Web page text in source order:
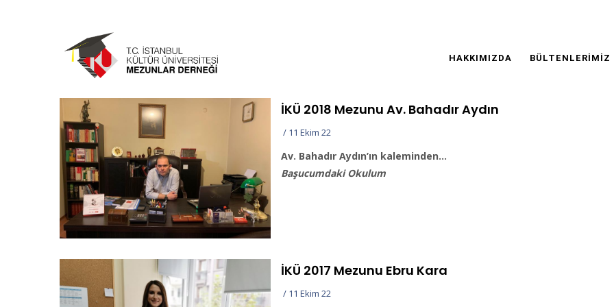
Navigation
HAKKIMIZDA BÜLTENLERIMIZ
İKÜ 2018 Mezunu Av. Bahadır Aydın
/ 11 Ekim 22
Av. Bahadır Aydın’ın kaleminden…
Başucumdaki Okulum
İKÜ 2017 Mezunu Ebru Kara
/ 11 Ekim 22